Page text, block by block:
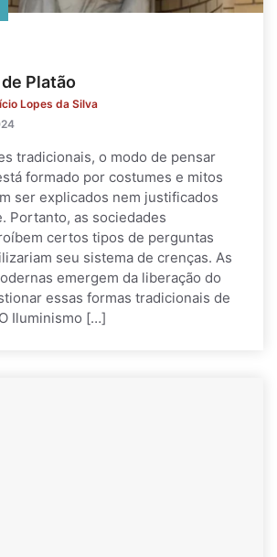
Platão
Lopes da Silva
tradicionais, o modo de pensar
formado por costumes e mitos
ser explicados nem justificados
Portanto, as sociedades
certos tipos de perguntas
seu sistema de crenças. As
emergem da liberação do
essas formas tradicionais de
Iluminismo […]